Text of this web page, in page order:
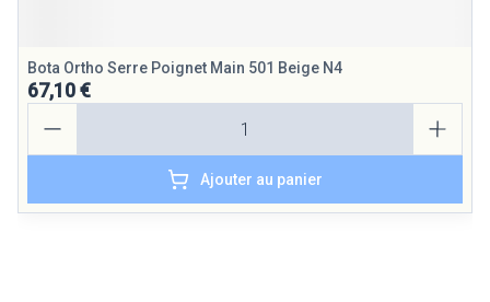
Bota Ortho Serre Poignet Main 501 Beige N4
67,10 €
Ajouter au panier